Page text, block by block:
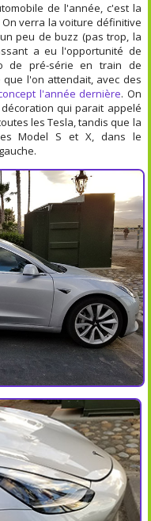
de l'année, c'est la
verra la voiture définitive
peu de buzz (pas trop, la
a eu l'opportunité de
de pré-série en train de
l'on attendait, avec des
l'année dernière. On
qui parait appelé
les Tesla, tandis que la
Model S et X, dans le